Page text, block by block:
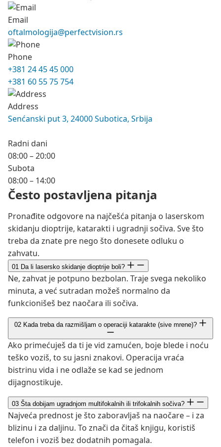
Email
oftalmologija@perfectvision.rs
Phone
+381 24 45 45 000
+381 60 55 75 754
Address
Senćanski put 3, 24000 Subotica, Srbija
Radni dani
08:00 – 20:00
Subota
08:00 – 14:00
Često postavljena pitanja
Pronađite odgovore na najčešća pitanja o laserskom
skidanju dioptrije, katarakti i ugradnji sočiva. Sve što
treba da znate pre nego što donesete odluku o
zahvatu.
01 Da li lasersko skidanje dioptrije boli?
Ne, zahvat je potpuno bezbolan. Traje svega nekoliko
minuta, a već sutradan možeš normalno da
funkcionišeš bez naočara ili sočiva.
02 Kada treba da razmišljam o operaciji katarakte (sive mrene)?
Ako primećuješ da ti je vid zamućen, boje blede i noću
teško voziš, to su jasni znakovi. Operacija vraća
bistrinu vida i ne odlaže se kad se jednom
dijagnostikuje.
03 Šta dobijam ugradnjom multifokalnih ili trifokalnih sočiva?
Najveća prednost je što zaboravljaš na naočare – i za
blizinu i za daljinu. To znači da čitaš knjigu, koristiš
telefon i voziš bez dodatnih pomagala.